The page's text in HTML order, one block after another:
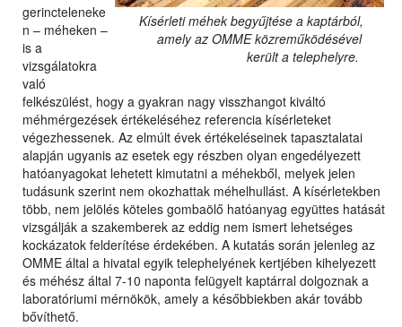
Kísérleti méhek begyűjtése a kaptárból,
amely az OMME közreműködésével
került a telephelyre.
gerincteleneke
n – méheken –
is a
vizsgálatokra
való
felkészülést, hogy a gyakran nagy visszhangot kiváltó
méhmérgezések értékeléséhez referencia kísérleteket
végezhessenek. Az elmúlt évek értékeléseinek tapasztalatai
alapján ugyanis az esetek egy részben olyan engedélyezett
hatóanyagokat lehetett kimutatni a méhekből, melyek jelen
tudásunk szerint nem okozhattak méhelhullást. A kísérletekben
több, nem jelölés köteles gombaölő hatóanyag együttes hatását
vizsgálják a szakemberek az eddig nem ismert lehetséges
kockázatok felderítése érdekében. A kutatás során jelenleg az
OMME által a hivatal egyik telephelyének kertjében kihelyezett
és méhész által 7-10 naponta felügyelt kaptárral dolgoznak a
laboratóriumi mérnökök, amely a későbbiekben akár tovább
bővíthető.